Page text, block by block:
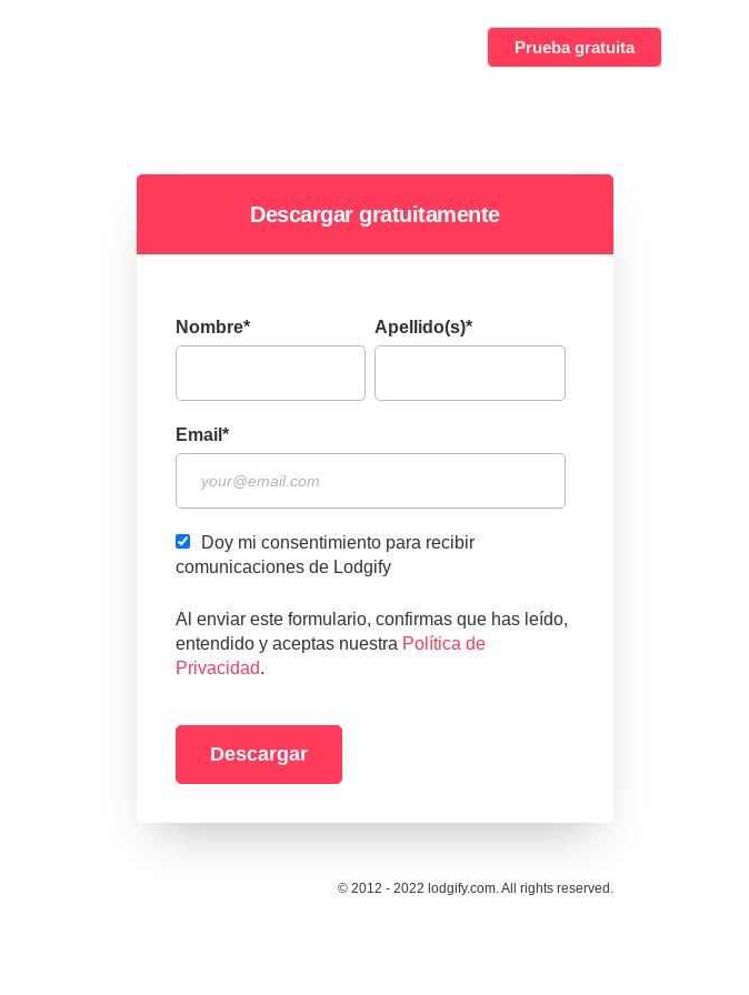
Prueba gratuita
Descargar gratuitamente
Nombre* Apellido(s)*
Email *
Doy mi consentimiento para recibir
comunicaciones de Lodgify
Al enviar este formulario, confirmas que has leído,
entendido y aceptas nuestra Política de
Privacidad.
© 2012 - 2022 lodgify.com. All rights reserved.